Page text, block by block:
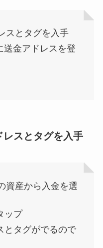
スとタグを入手
送金アドレスを登
スとタグを入手
資産から入金を選
ップ
とタグがでるので